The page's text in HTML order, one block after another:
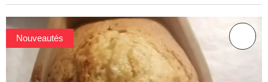
Nouveautés